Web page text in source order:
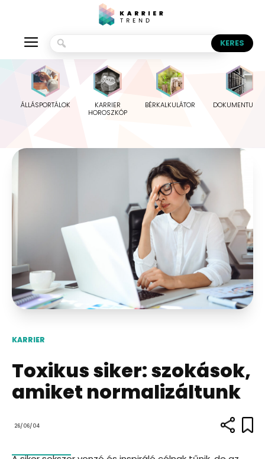
ÁLLÁSPORTÁLOK
KARRIER
HOROSZKÓP
BÉRKALKULÁTOR
KARRIER
Toxikus siker: szokások,
amiket normalizáltunk
26/06/04